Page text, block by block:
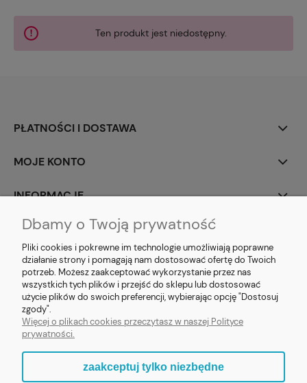
Ten produkt jest niedostępny.
PŁATNOŚCI I DOSTAWA
MOJE KONTO
INFORMACJE
SOCIAL MEDIA
E-prezent.org|sprzedaz@e-prezent.org.pl| Tel.:511546060| NIP:
1133029322 | REGON: 388212193 | Skaryszewska 12, 03-802 Warszawa
© 2021 Księgarnia PREZENT
Dbamy o Twoją prywatność
Pliki cookies i pokrewne im technologie umożliwiają poprawne
działanie strony i pomagają nam dostosować ofertę do Twoich
potrzeb. Możesz zaakceptować wykorzystanie przez nas
wszystkich tych plików i przejść do sklepu lub dostosować
użycie plików do swoich preferencji, wybierając opcję "Dostosuj
zgody".
Więcej o plikach cookies przeczytasz w naszej Polityce
prywatności.
zaakceptuj tylko niezbędne